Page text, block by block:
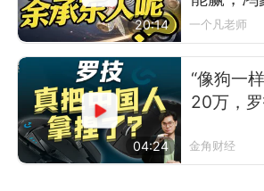
20:14
让？
一个凡老师
04:24
“像狗一
20万，
金角财经